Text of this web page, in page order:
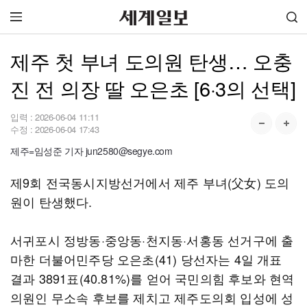
제주 첫 부녀 도의원 탄생… 오충
진 전 의장 딸 오은초 [6·3의 선택]
입력 : 2026-06-04 11:11
수정 : 2026-06-04 17:43
제주=임성준 기자 jun2580@segye.com
제9회 전국동시지방선거에서 제주 부녀(父女) 도의
원이 탄생했다.
서귀포시 정방동·중앙동·천지동·서홍동 선거구에 출
마한 더불어민주당 오은초(41) 당선자는 4일 개표
결과 3891표(40.81%)를 얻어 국민의힘 후보와 현역
의원인 무소속 후보를 제치고 제주도의회 입성에 성